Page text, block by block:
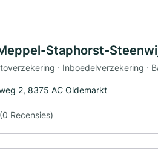
Staphorst-
· Inboedelverzekering ·
2, 8375 AC Oldemarkt
(0 Recensies)